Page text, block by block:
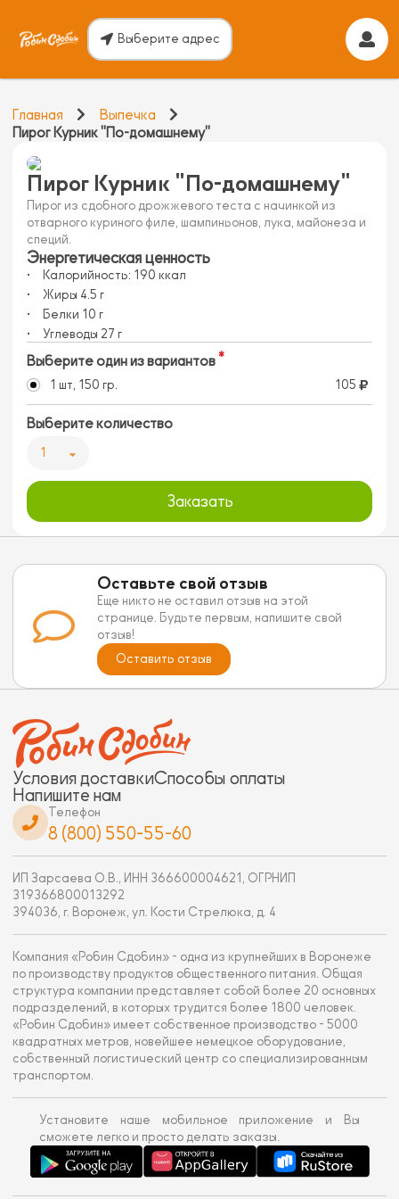
Выберите адрес
Главная
Выпечка
Пирог Курник "По-домашнему"
Пирог Курник "По-домашнему"
Пирог из сдобного дрожжевого теста с начинкой из
отварного куриного филе, шампиньонов, лука, майонеза и
специй.
Энергетическая ценность
Калорийность: 190 ккал
Жиры 4.5 г
Белки 10 г
Углеводы 27 г
Выберите один из вариантов
1 шт, 150 гр. 105
Выберите количество
1
Заказать
Оставьте свой отзыв
Еще никто не оставил отзыв на этой
странице. Будьте первым, напишите свой
отзыв!
Оставить отзыв
Условия доставкиСпособы оплаты
Напишите нам
Телефон
8 (800) 550-55-60
ИП Зарсаева О.В., ИНН 366600004621, ОГРНИП
319366800013292
394036, г. Воронеж, ул. Кости Стрелюка, д. 4
Компания «Робин Сдобин» - одна из крупнейших в Воронеже
по производству продуктов общественного питания. Общая
структура компании представляет собой более 20 основных
подразделений, в которых трудится более 1800 человек.
«Робин Сдобин» имеет собственное производство - 5000
квадратных метров, новейшее немецкое оборудование,
собственный логистический центр со специализированным
транспортом.
Установите наше мобильное приложение и Вы
сможете легко и просто делать заказы.